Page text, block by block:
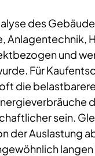
des
Anlagentechnik,
und
Für
die
sein.
der Auslastung